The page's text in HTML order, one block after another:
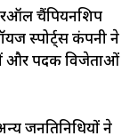
चैंपियनशिप
स्पोर्ट्स कंपनी ने
और पदक विजेताओं
जनप्रतिनिधियों ने